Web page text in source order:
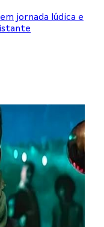
jornada lúdica e